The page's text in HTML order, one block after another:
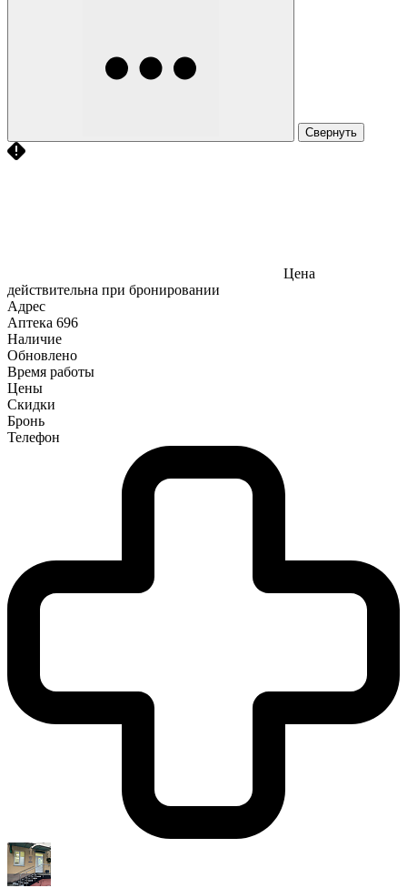
Свернуть
Цена
действительна при бронировании
Адрес
Аптека 696
Наличие
Обновлено
Время работы
Цены
Скидки
Бронь
Телефон